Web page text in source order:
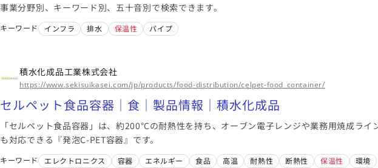
事業分野別、キーワード別、五十音別で検索できます。
キーワード インフラ 排水 保温性 パイプ
積水化成品工業株式会社
https://www.sekisuikasei.com/jp/products/food-distribution/celpet-food_container/
セルペット食品容器｜食｜製品情報｜積水化成品
「セルペット食品容器」は、約200℃の耐熱性を持ち、オーブン電子レンジや業務用焼成ライ
も対応できる『発泡C-PET容器』です。
キーワード エレクトロニクス 容器 エネルギー 食品 高温 耐熱性 断熱性 保温性 環境